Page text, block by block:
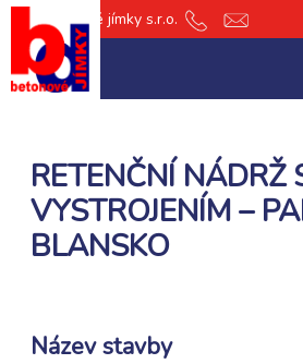
db Betonové jímky s.r.o.
+420jimky@db-
RETENČNÍ NÁDRŽ
VYSTROJENÍM –
BLANSKO
Název stavby